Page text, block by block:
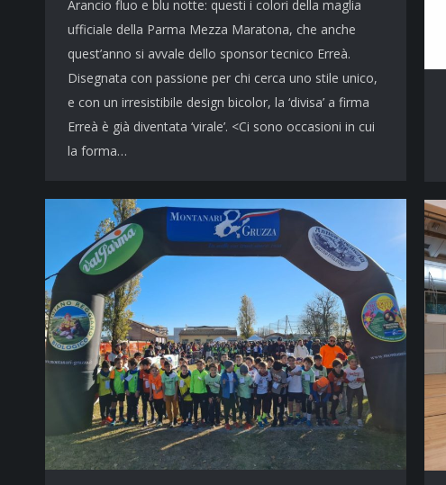
Arancio fluo e blu notte: questi i colori della maglia
ufficiale della Parma Mezza Maratona, che anche
quest’anno si avvale dello sponsor tecnico Erreà.
Disegnata con passione per chi cerca uno stile unico,
e con un irresistibile design bicolor, la ‘divisa’ a firma
Erreà è già diventata ‘virale’. <Ci sono occasioni in cui
la forma…